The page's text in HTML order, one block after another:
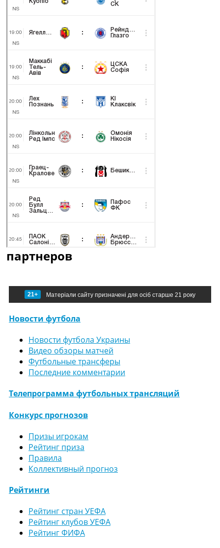
партнеров
21+ Матеріали сайту призначені для осіб старше 21 року
Новости футбола
Новости футбола Украины
Видео обзоры матчей
Футбольные трансферы
Последние комментарии
Телепрограмма футбольных трансляций
Конкурс прогнозов
Призы игрокам
Рейтинг приза
Правила
Коллективный прогноз
Рейтинги
Рейтинг стран УЕФА
Рейтинг клубов УЕФА
Рейтинг ФИФА